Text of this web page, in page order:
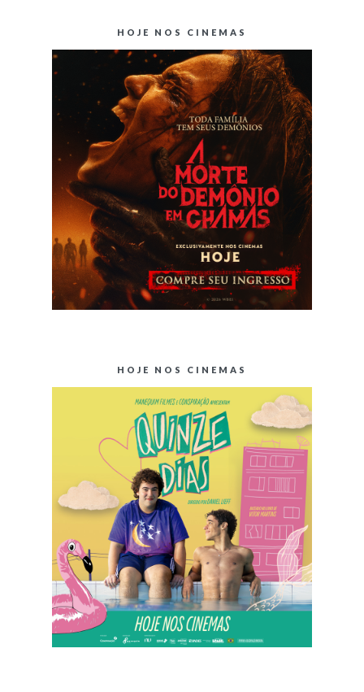
HOJE NOS CINEMAS
HOJE NOS CINEMAS